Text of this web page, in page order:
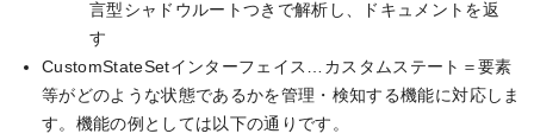
言型シャドウルートつきで解析し、ドキュメントを返
す
CustomStateSetインターフェイス…カスタムステート＝要素
等がどのような状態であるかを管理・検知する機能に対応しま
す。機能の例としては以下の通りです。